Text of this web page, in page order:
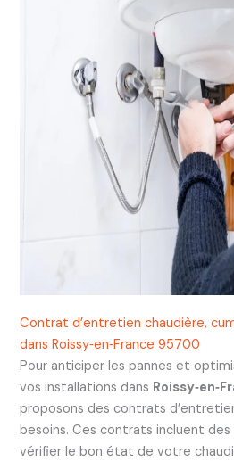
Contrat d’entretien chaudière,
dans Roissy‑en‑France 95700
Pour anticiper les pannes et
vos installations dans
proposons des contrats
besoins. Ces contrats incluent
vérifier le bon état de votre